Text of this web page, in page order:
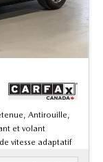
Antirouille,
et volant
vitesse adaptatif